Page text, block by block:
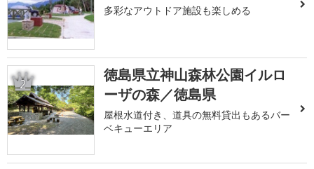
多彩なアウトドア施設も楽しめる
2
徳島県立神山森林公園イルロ
ーザの森／徳島県
屋根水道付き、道具の無料貸出もあるバー
ベキューエリア